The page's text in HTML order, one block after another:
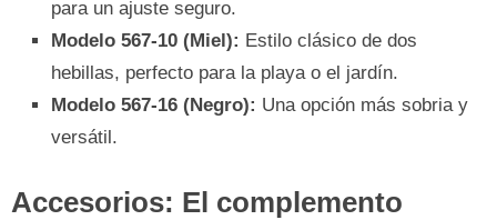
para un ajuste seguro.
Modelo 567-10 (Miel): Estilo clásico de dos
hebillas, perfecto para la playa o el jardín.
Modelo 567-16 (Negro): Una opción más sobria y
versátil.
Accesorios: El complemento